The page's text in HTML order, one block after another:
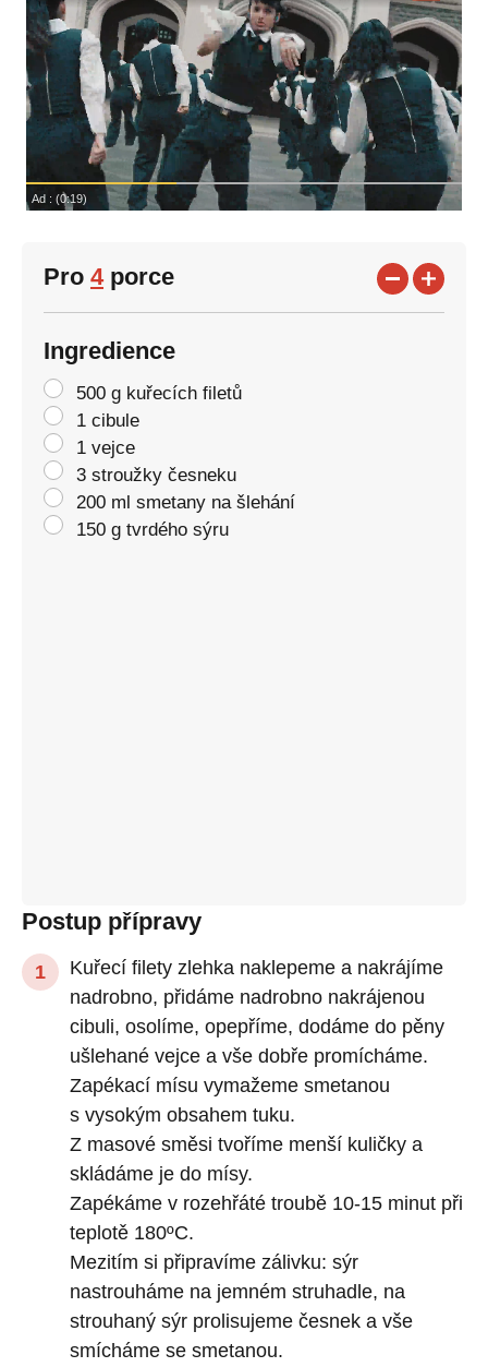
Pro 4porce
Ingredience
500 g kuřecích filetů
1 cibule
1 vejce
3 stroužky česneku
200 ml smetany na šlehání
150 g tvrdého sýru
Postup přípravy
Kuřecí filety zlehka naklepeme a nakrájíme
nadrobno, přidáme nadrobno nakrájenou
cibuli, osolíme, opepříme, dodáme do pěny
ušlehané vejce a vše dobře promícháme.
Zapékací mísu vymažeme smetanou
s vysokým obsahem tuku.
Z masové směsi tvoříme menší kuličky a
skládáme je do mísy.
Zapékáme v rozehřáté troubě 10-15 minut při
teplotě 180ºC.
Mezitím si připravíme zálivku: sýr
nastrouháme na jemném struhadle, na
strouhaný sýr prolisujeme česnek a vše
smícháme se smetanou.